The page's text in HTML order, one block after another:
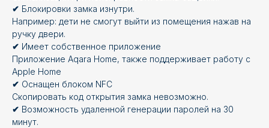
✔ Блокировки замка изнутри.
Например: дети не смогут выйти из помещения нажав на
ручку двери.
✔ Имеет собственное приложение
Приложение Aqara Home, также поддерживает работу с
Apple Home
✔ Оснащен блоком NFC
Скопировать код открытия замка невозможно.
✔ Возможность удаленной генерации паролей на 30
минут.